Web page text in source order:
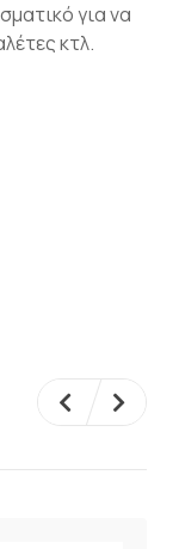
για να
κτλ.